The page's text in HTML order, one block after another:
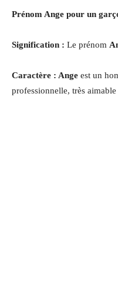
Prénom Ange pour un
Signification : Le prénom
Caractère : Ange est un
professionnelle, très